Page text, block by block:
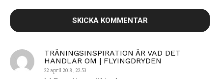
TRÄNINGSINSPIRATION ÄR VAD DET
HANDLAR OM | FLYINGDRYDEN
22 april 2018 , 22:53